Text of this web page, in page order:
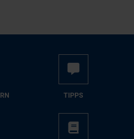
TIPPS